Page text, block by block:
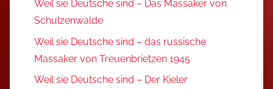
Weil sie Deutsche sind – Das Massaker von
Schulzenwalde
Weil sie Deutsche sind – das russische
Massaker von Treuenbrietzen 1945
Weil sie Deutsche sind – Der Kieler